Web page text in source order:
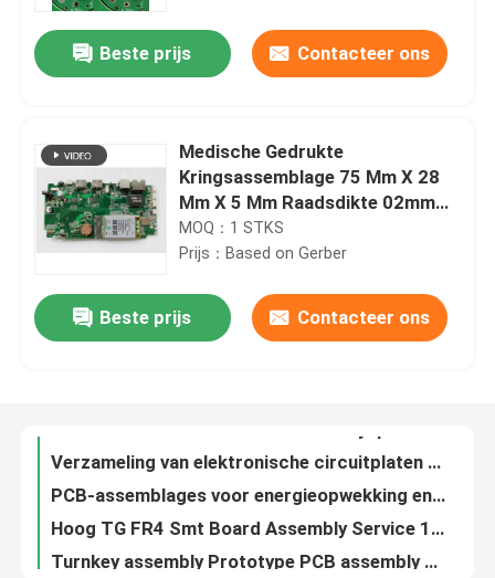
Thuis
Over ons
Kwaliteitscontrole
Contacteer ons
Beste prijs Contacteer ons
Medische Gedrukte
Kringsassemblage 75 Mm X 28
Mm X 5 Mm Raadsdikte 02mm
20mm Apparaten
MOQ：1 STKS
Prijs：Based on Gerber
Beste prijs Contacteer onsAoi Pcb Assembly Manufacturer SMT THT En röntgenonderzoek
Turnkey assembly Prototype PCB assembly Services Fabricatie verpakken door ESD Tray Automation Mini 1mm